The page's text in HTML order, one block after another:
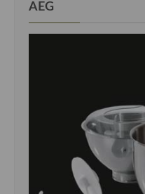
Cocina Eslovena
Cocina Francesa
Cocina Griega
AEG